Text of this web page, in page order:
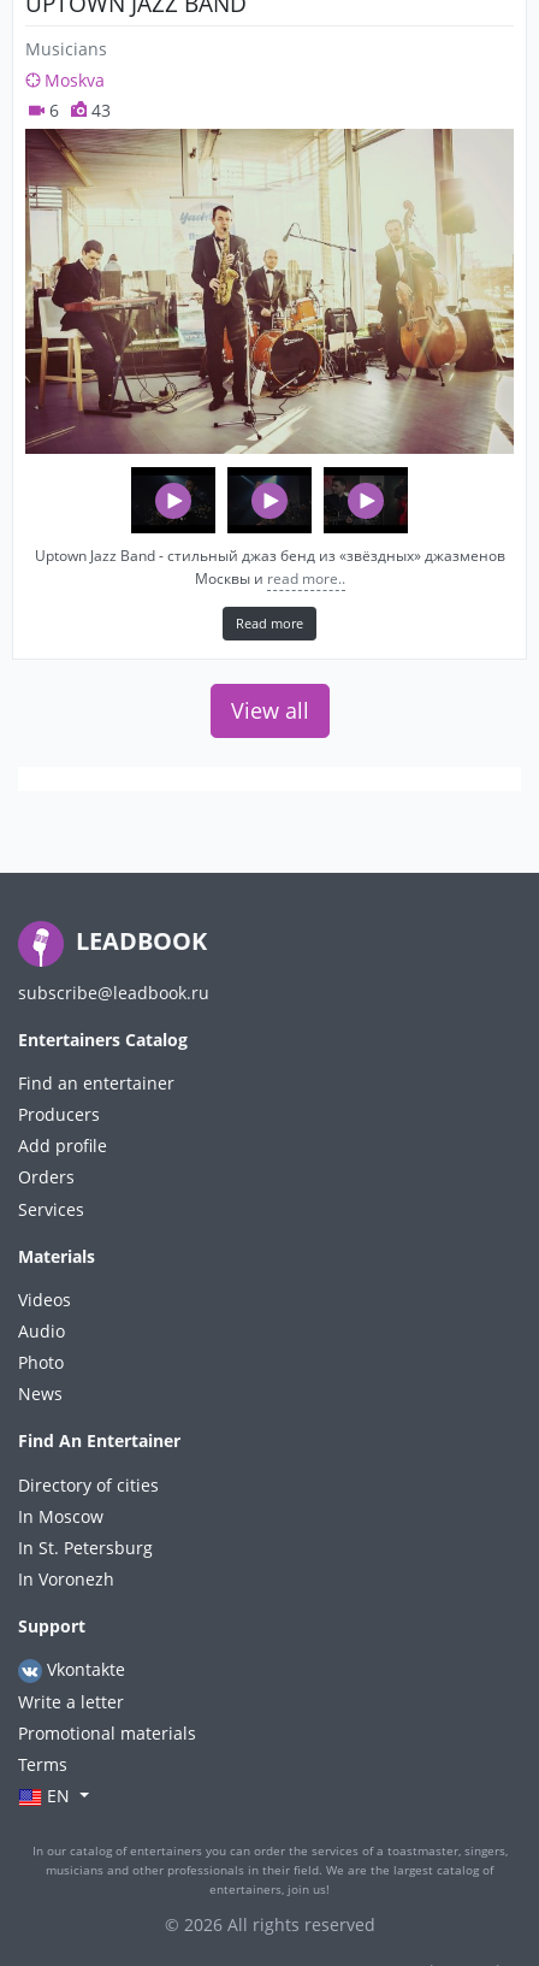
Musicians
Moskva
6
43
Uptown Jazz Band - стильный джаз бенд из «звёздных» джазменов
Москвы и read more..
Read more
View all
LEADBOOK
subscribe@leadbook.ru
Entertainers Catalog
Find an entertainer
Producers
Add profile
Orders
Services
Materials
Videos
Audio
Photo
News
Find An Entertainer
Directory of cities
In Moscow
In St. Petersburg
In Voronezh
Support
Vkontakte
Write a letter
Promotional materials
Terms
EN
In our catalog of entertainers you can order the services of a toastmaster, singers,
musicians and other professionals in their field. We are the largest catalog of
entertainers, join us!
© 2026 All rights reserved